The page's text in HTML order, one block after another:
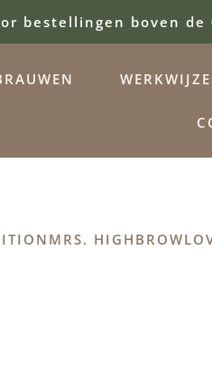
bestellingen boven
WERKWIJZE
MRS. HIGHBROW